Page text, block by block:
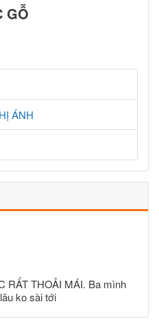
GỖ
ÁNH
RẤT THOẢI MÁI. Ba mình
ko sài tới